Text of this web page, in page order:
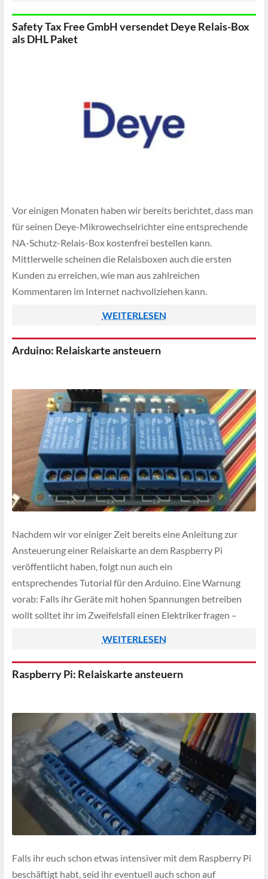
Safety Tax Free GmbH versendet Deye Relais-Box
als DHL Paket
Vor einigen Monaten haben wir bereits berichtet, dass man
für seinen Deye-Mikrowechselrichter eine entsprechende
NA-Schutz-Relais-Box kostenfrei bestellen kann.
Mittlerweile scheinen die Relaisboxen auch die ersten
Kunden zu erreichen, wie man aus zahlreichen
Kommentaren im Internet nachvollziehen kann.
WEITERLESEN
Arduino: Relaiskarte ansteuern
Nachdem wir vor einiger Zeit bereits eine Anleitung zur
Ansteuerung einer Relaiskarte an dem Raspberry Pi
veröffentlicht haben, folgt nun auch ein
entsprechendes Tutorial für den Arduino. Eine Warnung
vorab: Falls ihr Geräte mit hohen Spannungen betreiben
wollt solltet ihr im Zweifelsfall einen Elektriker fragen –
WEITERLESEN
Raspberry Pi: Relaiskarte ansteuern
Falls ihr euch schon etwas intensiver mit dem Raspberry Pi
beschäftigt habt, seid ihr eventuell auch schon auf